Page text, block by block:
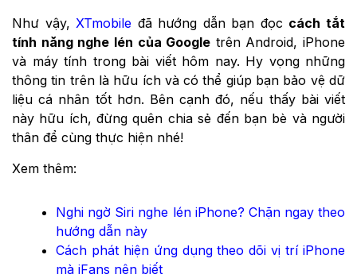
Như vậy, XTmobile đã hướng dẫn bạn đọc cách tắt
tính năng nghe lén của Google trên Android, iPhone
và máy tính trong bài viết hôm nay. Hy vọng những
thông tin trên là hữu ích và có thể giúp bạn bảo vệ dữ
liệu cá nhân tốt hơn. Bên cạnh đó, nếu thấy bài viết
này hữu ích, đừng quên chia sẻ đến bạn bè và người
thân để cùng thực hiện nhé!
Xem thêm:
Nghi ngờ Siri nghe lén iPhone? Chặn ngay theo
hướng dẫn này
Cách phát hiện ứng dụng theo dõi vị trí iPhone
mà iFans nên biết